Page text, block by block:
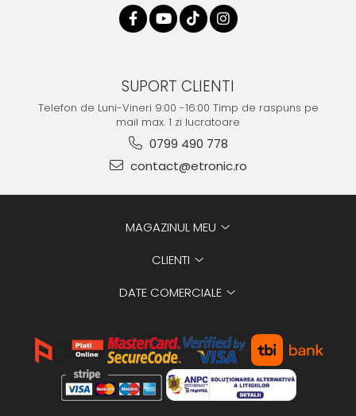
SUPORT CLIENTI
Telefon de Luni-Vineri 9:00 -16:00 Timp de raspuns pe
mail max. 1 zi lucratoare
0799 490 778
contact@etronic.ro
MAGAZINUL MEU
CLIENTI
DATE COMERCIALE